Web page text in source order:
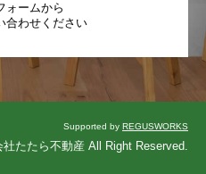
ォームから
合わせください
Supported by REGUSWORKS
たたら不動産 All Right Reserved.